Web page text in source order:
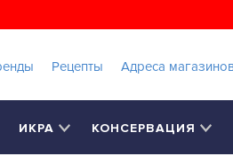
Рецепты Адреса
ИКРА КОНСЕРВАЦИЯ